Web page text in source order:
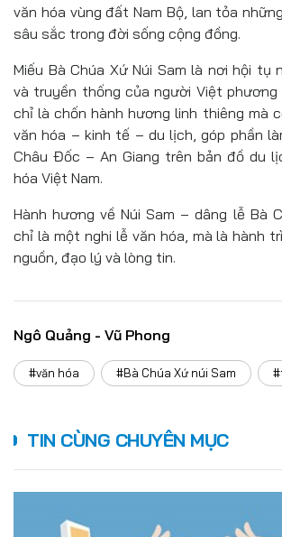
văn hóa vùng đất Nam Bộ, lan tỏa
sâu sắc trong đời sống cộng đồng.
Miếu Bà Chúa Xứ Núi Sam là nơi hội tụ
và truyền thống của người Việt phương
chỉ là chốn hành hương linh thiêng mà
văn hóa – kinh tế – du lịch, góp phần
Châu Đốc – An Giang trên bản đồ du
hóa Việt Nam.
Hành hương về Núi Sam – dâng lễ Bà
chỉ là một nghi lễ văn hóa, mà là hành
nguồn, đạo lý và lòng tin.
Ngô Quảng - Vũ Phong
#văn hóa #Bà Chúa Xứ núi Sam
TIN CÙNG CHUYÊN MỤC